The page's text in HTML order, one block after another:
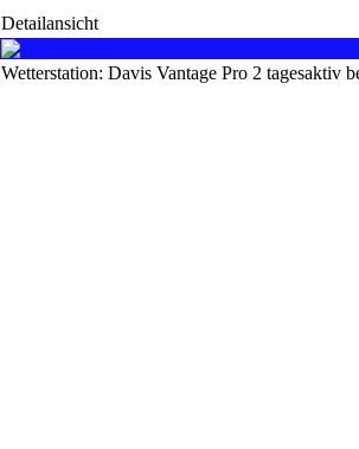
Detailansicht
Wetterstation: Davis Vantage Pro 2